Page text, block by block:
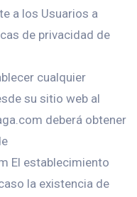
a los Usuarios a
de privacidad de
cualquier
su sitio web al
deberá obtener
El establecimiento
la existencia de